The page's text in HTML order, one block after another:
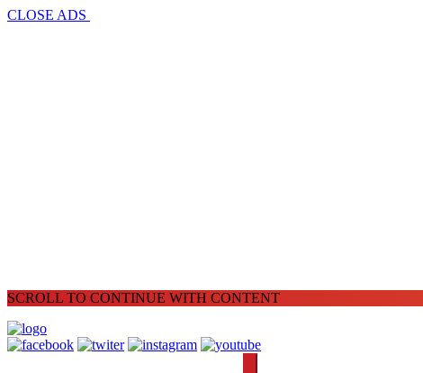
CLOSE ADS
SCROLL TO CONTINUE WITH CONTENT